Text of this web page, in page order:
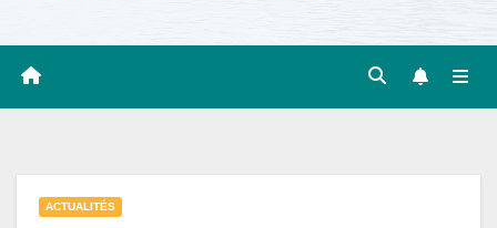
ACTUALITÉS